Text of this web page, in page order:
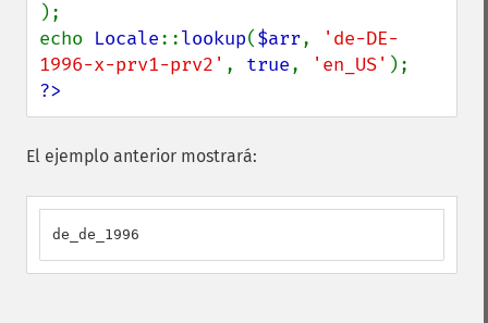
);
echo Locale::lookup($arr,
'de-DE-
1996-x-prv1-prv2' , true, 'en_US'
?>
El ejemplo anterior mostrará:
de_de_1996